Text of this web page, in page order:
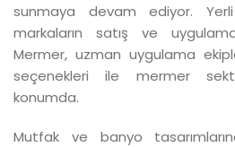
sunmaya devam ediyor.
markaların satış ve
Mermer, uzman uygulama
seçenekleri ile mermer
konumda.
Mutfak ve banyo